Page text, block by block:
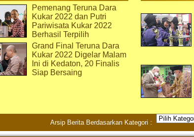
Pemenang Teruna Dara
Kukar 2022 dan Putri
Pariwisata Kukar 2022
Berhasil Terpilih
Grand Final Teruna Dara
Kukar 2022 Digelar Malam
Ini di Kedaton, 20 Finalis
Siap Bersaing
Arsip Berita Berdasarkan Kategori :